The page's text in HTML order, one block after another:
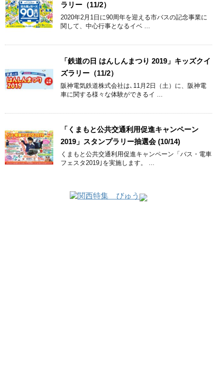
ラリー（11/2）
2020年2月1日に90周年を迎える市バスの記念事業に
関して、中心行事となるイベ ...
「鉄道の日 はんしんまつり 2019」キッズクイ
ズラリー（11/2）
阪神電気鉄道株式会社は､11月2日（土）に、阪神電
車に関する様々な体験ができるイ ...
「くまもと公共交通利用促進キャンペーン
2019」スタンプラリー抽選会 (10/14)
くまもと公共交通利用促進キャンペーン「バス・電車
フェスタ2019｣を実施します。 ...